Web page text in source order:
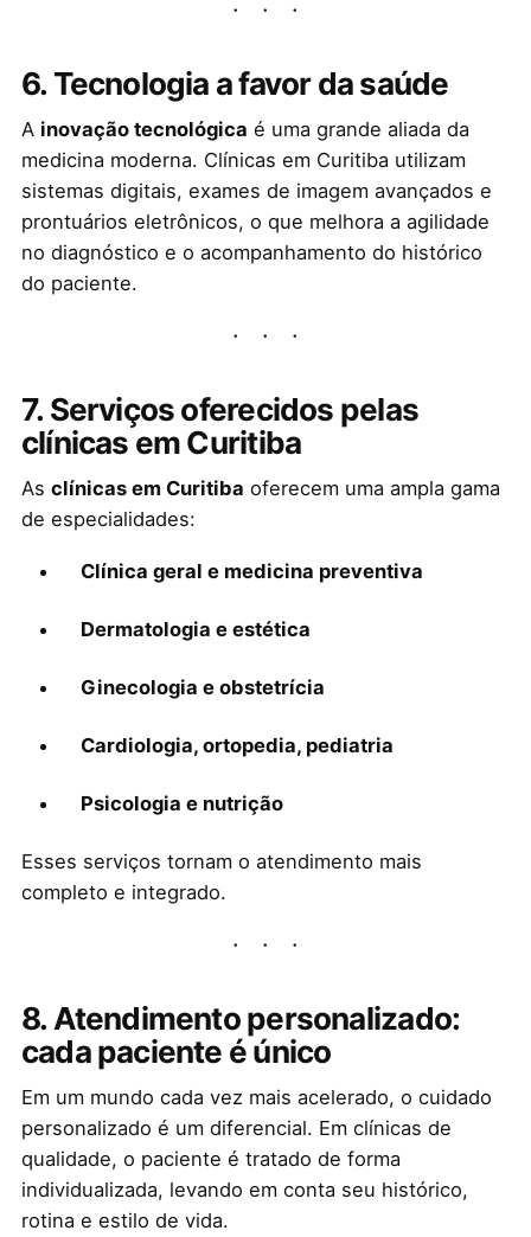
6. Tecnologia a favor da saúde
A inovação tecnológica é uma grande aliada da
medicina moderna. Clínicas em Curitiba utilizam
sistemas digitais, exames de imagem avançados e
prontuários eletrônicos, o que melhora a agilidade
no diagnóstico e o acompanhamento do histórico
do paciente.
7. Serviços oferecidos pelas
clínicas em Curitiba
As clínicas em Curitiba oferecem uma ampla gama
de especialidades:
Clínica geral e medicina preventiva
Dermatologia e estética
Ginecologia e obstetrícia
Cardiologia, ortopedia, pediatria
Psicologia e nutrição
Esses serviços tornam o atendimento mais
completo e integrado.
8. Atendimento personalizado:
cada paciente é único
Em um mundo cada vez mais acelerado, o cuidado
personalizado é um diferencial. Em clínicas de
qualidade, o paciente é tratado de forma
individualizada, levando em conta seu histórico,
rotina e estilo de vida.